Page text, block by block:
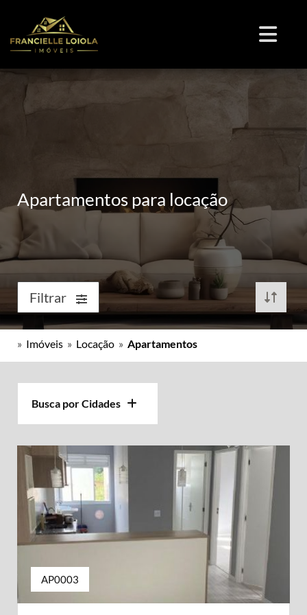
Apartamentos para locação
Filtrar
» Imóveis » Locação » Apartamentos
Busca por Cidades
AP0003